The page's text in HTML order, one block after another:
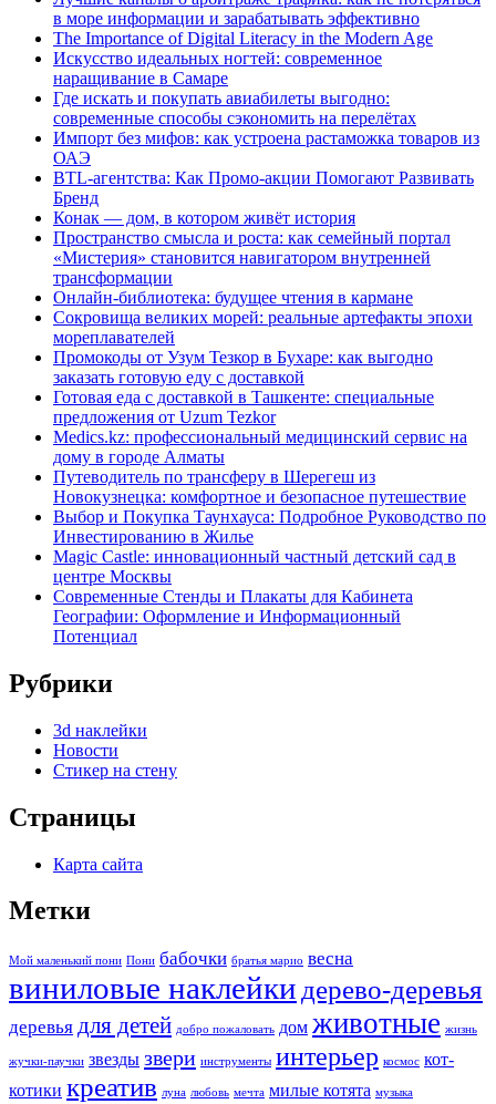
в море информации и зарабатывать эффективно
The Importance of Digital Literacy in the Modern Age
Искусство идеальных ногтей: современное
наращивание в Самаре
Где искать и покупать авиабилеты выгодно:
современные способы сэкономить на перелётах
Импорт без мифов: как устроена растаможка товаров из
ОАЭ
BTL-агентства: Как Промо-акции Помогают Развивать
Бренд
Конак — дом, в котором живёт история
Пространство смысла и роста: как семейный портал
«Мистерия» становится навигатором внутренней
трансформации
Онлайн-библиотека: будущее чтения в кармане
Сокровища великих морей: реальные артефакты эпохи
мореплавателей
Промокоды от Узум Тезкор в Бухаре: как выгодно
заказать готовую еду с доставкой
Готовая еда с доставкой в Ташкенте: специальные
предложения от Uzum Tezkor
Medics.kz: профессиональный медицинский сервис на
дому в городе Алматы
Путеводитель по трансферу в Шерегеш из
Новокузнецка: комфортное и безопасное путешествие
Выбор и Покупка Таунхауса: Подробное Руководство по
Инвестированию в Жилье
Magic Castle: инновационный частный детский сад в
центре Москвы
Современные Стенды и Плакаты для Кабинета
Географии: Оформление и Информационный
Потенциал
Рубрики
3d наклейки
Новости
Стикер на стену
Страницы
Карта сайта
Метки
Мой маленький пони Пони бабочки братья марио весна
виниловые наклейки дерево-деревья
деревья для детей добро пожаловать дом животные жизнь
жучки-паучки звезды звери инструменты интерьер космос кот-
котики креатив луна любовь мечта милые котята музыка